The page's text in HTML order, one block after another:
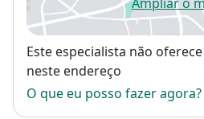
Disponibilidade
Este especialista não
neste endereço
O que eu posso fazer agora?